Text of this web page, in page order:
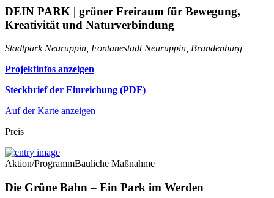
DEIN PARK | grüner Freiraum für Bewegung,
Kreativität und Naturverbindung
Stadtpark Neuruppin, Fontanestadt Neuruppin, Brandenburg
Projektinfos anzeigen
Steckbrief der Einreichung (PDF)
Auf der Karte anzeigen
Preis
Aktion/ProgrammBauliche Maßnahme
Die Grüne Bahn – Ein Park im Werden